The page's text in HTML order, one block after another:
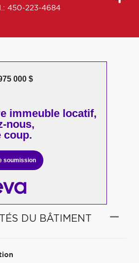
450-223-4684
000 $
immeuble locatif,
nous,
coup.
soumission
DU BÂTIMENT